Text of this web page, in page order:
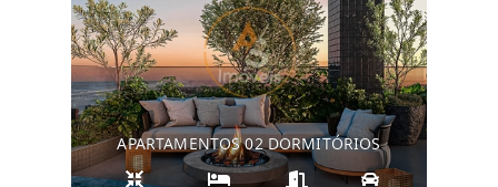
APARTAMENTOS 02 DORMITÓRIOS